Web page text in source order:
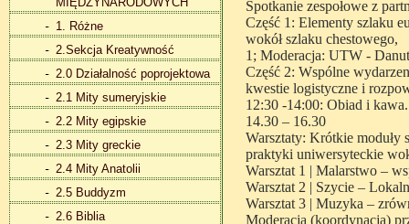
1. Różne
2.Sekcja Kreatywność
2.0 Działalność poprojektowa
2.1 Mity sumeryjskie
2.2 Mity egipskie
2.3 Mity greckie
2.4 Mity Anatolii
2.5 Buddyzm
2.6 Biblia
Spotkanie zespołowe z
Część 1: Elementy szlaku
wokół szlaku chestowego,
1; Moderacja: UTW -
Część 2: Wspólne
kwestie logistyczne i
12:30 -14:00: Obiad i kawa.
14.30 – 16.30
Warsztaty: Krótkie moduły
praktyki uniwersyteckie
Warsztat 1 | Malarstwo –
Warsztat 2 | Szycie –
Warsztat 3 | Muzyka –
Moderacja (koordynacja)